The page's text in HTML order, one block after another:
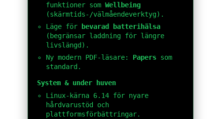
funktioner som Wellbeing
(skärmtids-/välmåendeverktyg).
Läge för
bevarad batterihälsa
(begränsar laddning för längre
livslängd).
Ny modern PDF-läsare: Papers som
standard.
System & under huven
Linux-kärna 6.14 för nyare
hårdvarustöd och
plattformsförbättringar.